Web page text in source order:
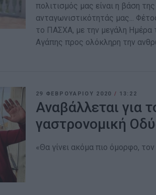
πολιτισμός μας είναι η βάση
ανταγωνιστικότητάς μας...
το ΠΑΣΧΑ, με την μεγάλη Ημέρα
Αγάπης προς ολόκληρη την
29 ΦΕΒΡΟΥΑΡΊΟΥ 2020 / 13:22
Αναβάλλεται για
γαστρονομική
«Θα γίνει ακόμα πιο όμορφο,